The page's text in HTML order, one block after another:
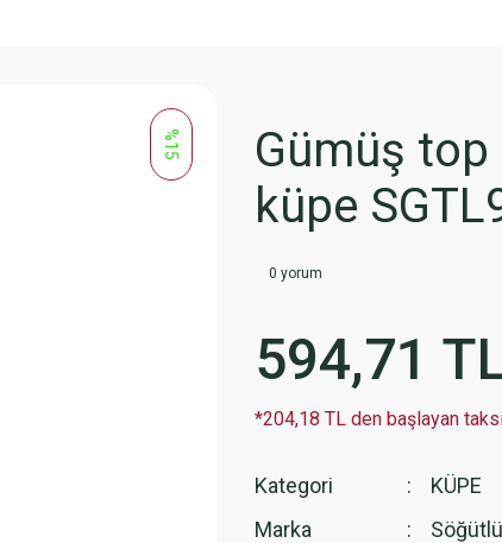
%15
Gümüş
küpe
0 yorum
594,71
*204,18 TL den başlayan
Kategori
KÜPE
Marka